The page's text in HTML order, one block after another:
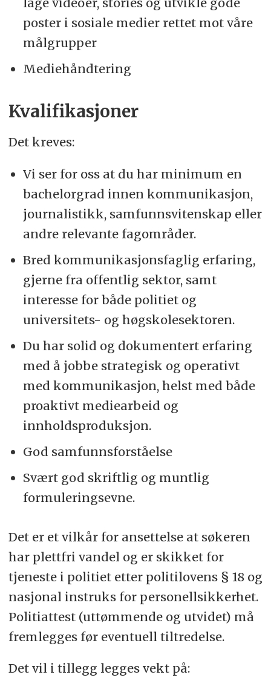
poster i sosiale medier rettet mot våre
målgrupper
Mediehåndtering
Kvalifikasjoner
Det kreves:
Vi ser for oss at du har minimum en
bachelorgrad innen kommunikasjon,
journalistikk, samfunnsvitenskap eller
andre relevante fagområder.
Bred kommunikasjonsfaglig erfaring,
gjerne fra offentlig sektor, samt
interesse for både politiet og
universitets- og høgskolesektoren.
Du har solid og dokumentert erfaring
med å jobbe strategisk og operativt
med kommunikasjon, helst med både
proaktivt mediearbeid og
innholdsproduksjon.
God samfunnsforståelse
Svært god skriftlig og muntlig
formuleringsevne.
Det er et vilkår for ansettelse at søkeren
har plettfri vandel og er skikket for
tjeneste i politiet etter politilovens § 18 og
nasjonal instruks for personellsikkerhet.
Politiattest (uttømmende og utvidet) må
fremlegges før eventuell tiltredelse.
Det vil i tillegg legges vekt på: